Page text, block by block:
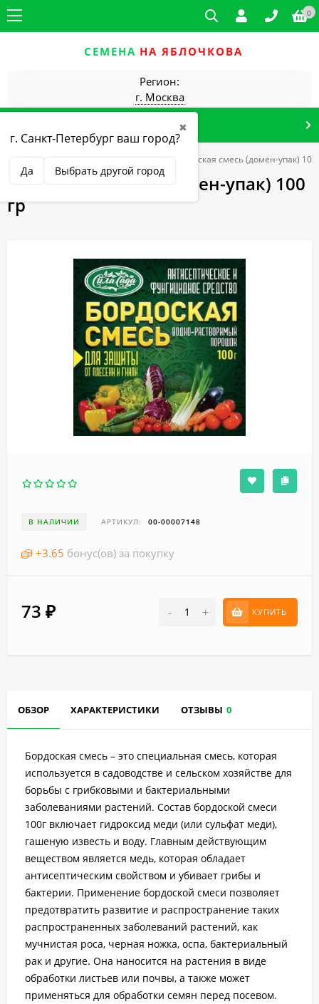
0
СЕМЕНА НА ЯБЛОЧКОВА
Регион:
г. Москва
✖
г. Санкт-Петербург ваш город?
Да Выбрать другой город
и огорода Бордоская смесь (домен-упак) 100
Бордоская смесь (домен-упак) 100
гр
В НАЛИЧИИ АРТИКУЛ: 00-00007148
+3.65 бонус(ов) за покупку
73 ₽ - + КУПИТЬ
ОБЗОР ХАРАКТЕРИСТИКИ ОТЗЫВЫ 0
Бордоская смесь – это специальная смесь, которая
используется в садоводстве и сельском хозяйстве для
борьбы с грибковыми и бактериальными
заболеваниями растений. Состав бордоской смеси
100г включает гидроксид меди (или сульфат меди),
гашеную известь и воду. Главным действующим
веществом является медь, которая обладает
антисептическим свойством и убивает грибы и
бактерии. Применение бордоской смеси позволяет
предотвратить развитие и распространение таких
распространенных заболеваний растений, как
мучнистая роса, черная ножка, оспа, бактериальный
рак и другие. Она наносится на растения в виде
обработки листьев или почвы, а также может
применяться для обработки семян перед посевом.